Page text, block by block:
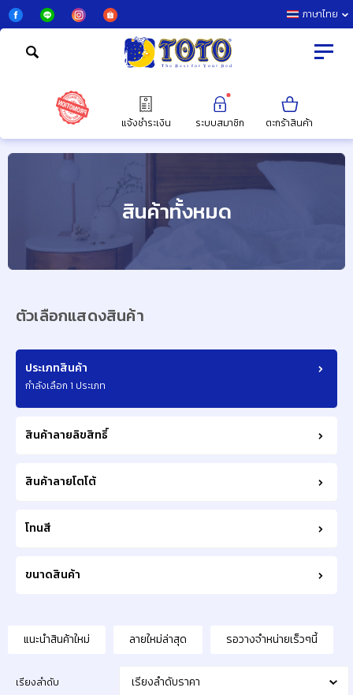
ภาษาไทย
แจ้งชำระเงิน ระบบสมาชิก ตะกร้าสินค้า
สินค้าทั้งหมด
ตัวเลือกแสดงสินค้า
ประเภทสินค้า
กำลังเลือก 1 ประเภท
สินค้าลายลิขสิทธิ์
สินค้าลายโตโต้
โทนสี
ขนาดสินค้า
แนะนำสินค้าใหม่ ลายใหม่ล่าสุด รอวางจำหน่ายเร็วๆนี้
เรียงลำดับ เรียงลำดับราคา